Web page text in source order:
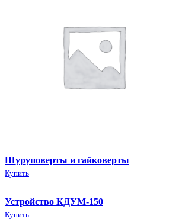
Шуруповерты и гайковерты
Купить
Устройство КДУМ-150
Купить